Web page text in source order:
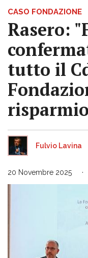
CASO FONDAZIONE
Rasero:
tutto il
Fulvio Lavina
20 Novembre 2025